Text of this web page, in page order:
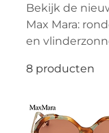
Bekijk de
Max Mara:
en
8 producten